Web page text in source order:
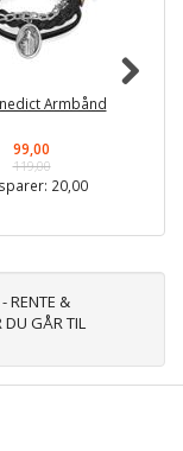
Armbånd
99,00
119,00
20,00
- RENTE &
DU GÅR TIL